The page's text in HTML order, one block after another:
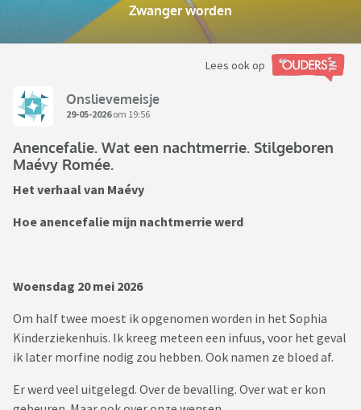
Zwanger worden
Lees ook op
Onslievemeisje
29-05-2026om 19:56
Anencefalie. Wat een nachtmerrie. Stilgeboren
Maévy Romée.
Het verhaal van Maévy
Hoe anencefalie mijn nachtmerrie werd
Woensdag 20 mei 2026
Om half twee moest ik opgenomen worden in het Sophia
Kinderziekenhuis. Ik kreeg meteen een infuus, voor het geval
ik later morfine nodig zou hebben. Ook namen ze bloed af.
Er werd veel uitgelegd. Over de bevalling. Over wat er kon